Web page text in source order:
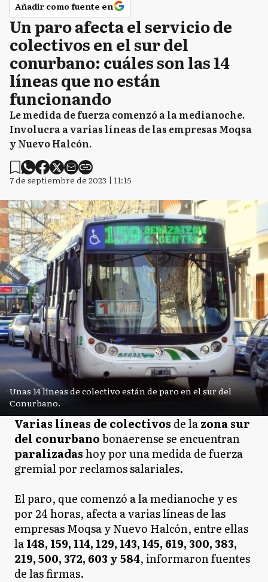
Añadir como fuente en
Un paro afecta el servicio de
colectivos en el sur del
conurbano: cuáles son las 14
líneas que no están
funcionando
Le medida de fuerza comenzó a la medianoche.
Involucra a varias líneas de las empresas Moqsa
y Nuevo Halcón.
7 de septiembre de 2023 | 11:15
Unas 14 líneas de colectivo están de paro en el sur del
Conurbano.
Varias líneas de colectivosde lazona sur
del conurbanobonaerense se encuentran
paralizadashoy por una medida de fuerza
gremial por reclamos salariales.
El paro, que comenzó a la medianoche y es
por 24 horas, afecta a varias líneas de las
empresas Moqsa y Nuevo Halcón, entre ellas
la148, 159, 114, 129, 143, 145, 619, 300, 383,
219, 500, 372, 603 y 584, informaron fuentes
de las firmas.